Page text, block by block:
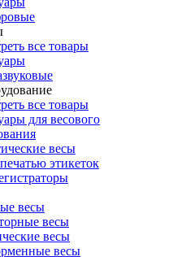
все товары
все товары
для весового
весы
этикеток
весы
весы
весы
весы